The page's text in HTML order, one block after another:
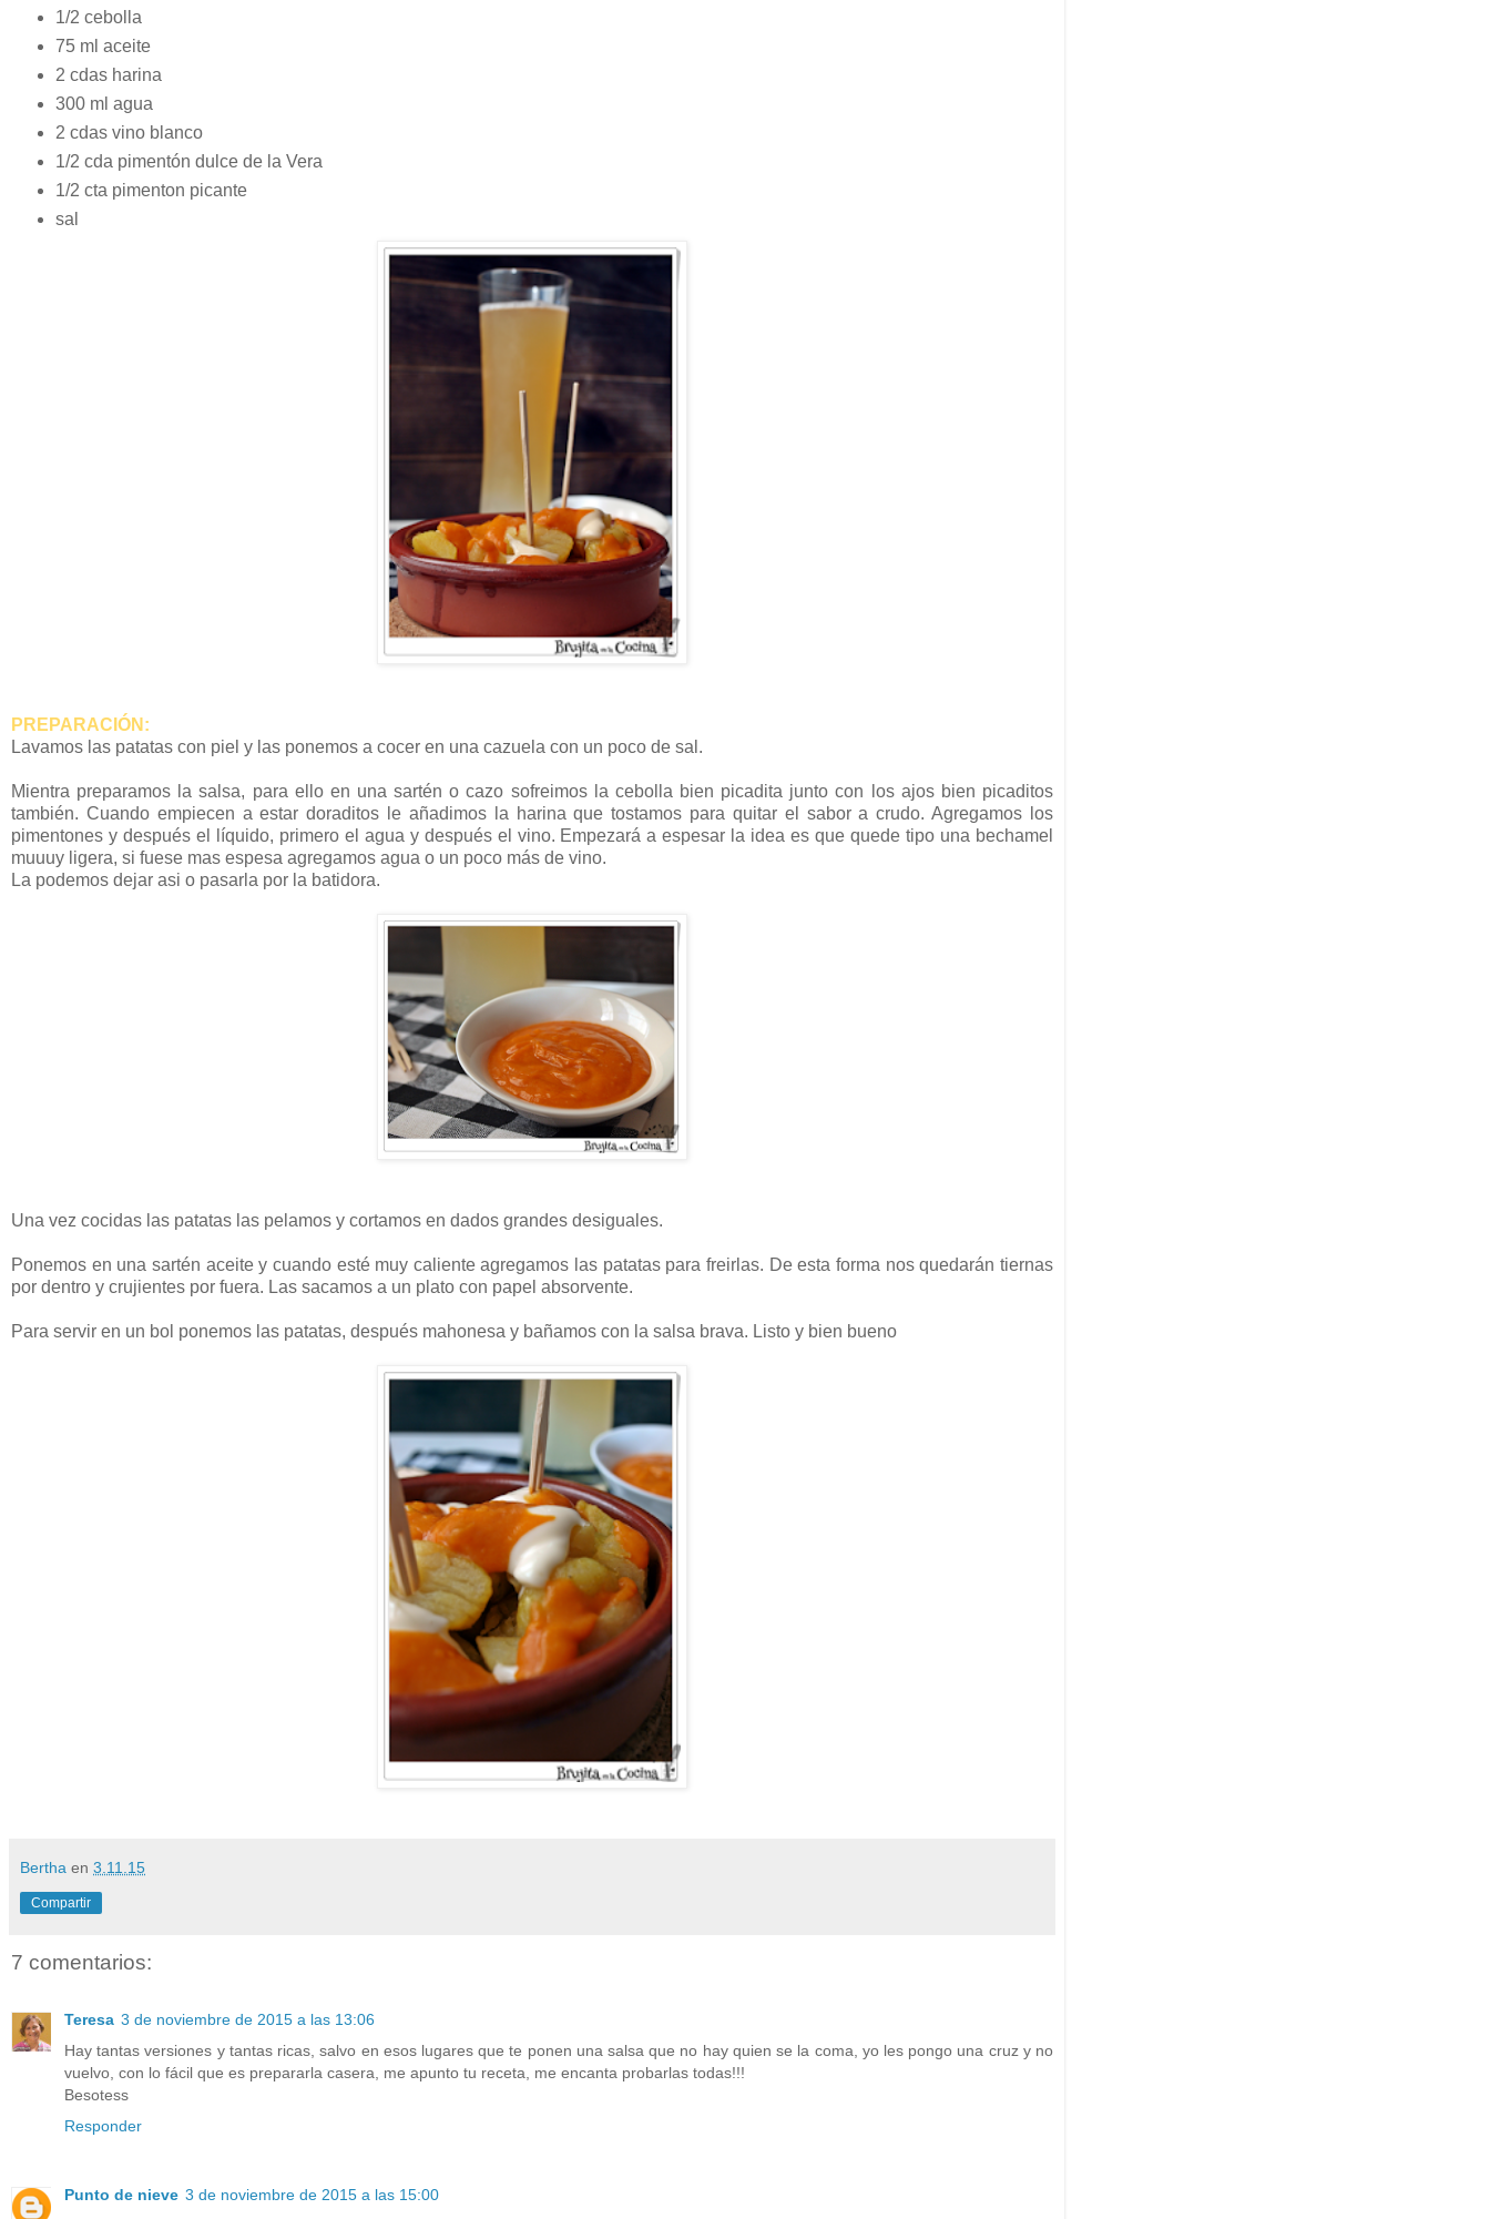
1/2 cebolla
75 ml aceite
2 cdas harina
300 ml agua
2 cdas vino blanco
1/2 cda pimentón dulce de la Vera
1/2 cta pimenton picante
sal
PREPARACIÓN:
Lavamos las patatas con piel y las ponemos a cocer en una cazuela con un poco de sal.
Mientra preparamos la salsa, para ello en una sartén o cazo sofreimos la cebolla bien picadita junto con los ajos bien picaditos
también. Cuando empiecen a estar doraditos le añadimos la harina que tostamos para quitar el sabor a crudo. Agregamos los
pimentones y después el líquido, primero el agua y después el vino. Empezará a espesar la idea es que quede tipo una bechamel
muuuy ligera, si fuese mas espesa agregamos agua o un poco más de vino.
La podemos dejar asi o pasarla por la batidora.
Una vez cocidas las patatas las pelamos y cortamos en dados grandes desiguales.
Ponemos en una sartén aceite y cuando esté muy caliente agregamos las patatas para freirlas. De esta forma nos quedarán tiernas
por dentro y crujientes por fuera. Las sacamos a un plato con papel absorvente.
Para servir en un bol ponemos las patatas, después mahonesa y bañamos con la salsa brava. Listo y bien bueno
Bertha en 3.11.15
Compartir
7 comentarios:
Teresa 3 de noviembre de 2015 a las 13:06
Hay tantas versiones y tantas ricas, salvo en esos lugares que te ponen una salsa que no hay quien se la coma, yo les pongo una cruz y no
vuelvo, con lo fácil que es prepararla casera, me apunto tu receta, me encanta probarlas todas!!!
Besotess
Responder
Punto de nieve 3 de noviembre de 2015 a las 15:00